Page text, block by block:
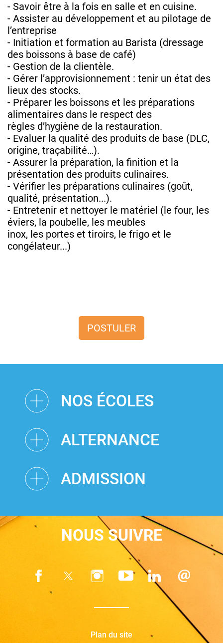
- Savoir être à la fois en salle et en cuisine.
- Assister au développement et au pilotage de
l’entreprise
- Initiation et formation au Barista (dressage
des boissons à base de café)
- Gestion de la clientèle.
- Gérer l’approvisionnement : tenir un état des
lieux des stocks.
- Préparer les boissons et les préparations
alimentaires dans le respect des
règles d’hygiène de la restauration.
- Evaluer la qualité des produits de base (DLC,
origine, traçabilité…).
- Assurer la préparation, la finition et la
présentation des produits culinaires.
- Vérifier les préparations culinaires (goût,
qualité, présentation...).
- Entretenir et nettoyer le matériel (le four, les
éviers, la poubelle, les meubles
inox, les portes et tiroirs, le frigo et le
congélateur...)
POSTULER
NOS ÉCOLES
ALTERNANCE
ADMISSION
NOUS SUIVRE
Plan du site